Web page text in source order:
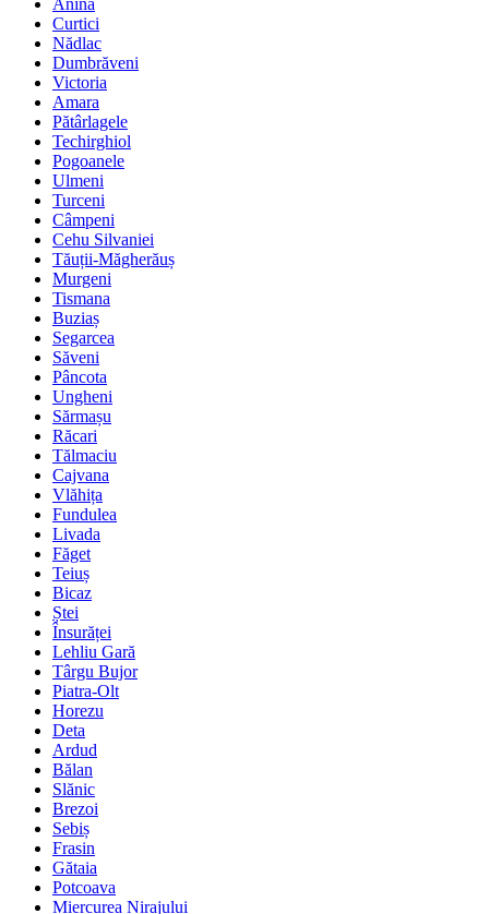
Anina
Curtici
Nădlac
Dumbrăveni
Victoria
Amara
Pătârlagele
Techirghiol
Pogoanele
Ulmeni
Turceni
Câmpeni
Cehu Silvaniei
Tăuții-Măgherăuș
Murgeni
Tismana
Buziaș
Segarcea
Săveni
Pâncota
Ungheni
Sărmașu
Răcari
Tălmaciu
Cajvana
Vlăhița
Fundulea
Livada
Făget
Teiuș
Bicaz
Ștei
Însurăței
Lehliu Gară
Târgu Bujor
Piatra-Olt
Horezu
Deta
Ardud
Bălan
Slănic
Brezoi
Sebiș
Frasin
Gătaia
Potcoava
Miercurea Nirajului